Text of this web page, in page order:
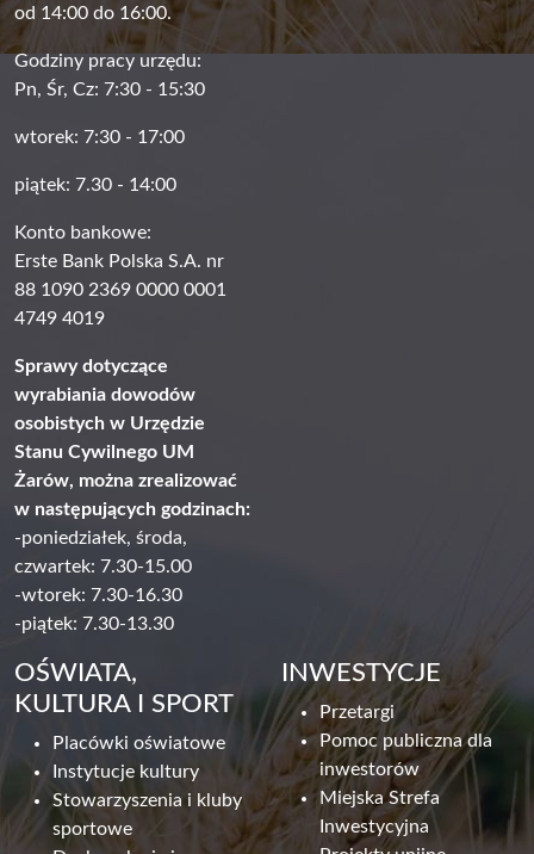
od 14:00 do 16:00.
Godziny pracy urzędu:
Pn, Śr, Cz: 7:30 - 15:30
wtorek: 7:30 - 17:00
piątek: 7.30 - 14:00
Konto bankowe:
Erste Bank Polska S.A. nr
88 1090 2369 0000 0001
4749 4019
Sprawy dotyczące
wyrabiania dowodów
osobistych w Urzędzie
Stanu Cywilnego UM
Żarów, można zrealizować
w następujących godzinach:
-poniedziałek, środa,
czwartek: 7.30-15.00
-wtorek: 7.30-16.30
-piątek: 7.30-13.30
OŚWIATA,
KULTURA I SPORT
Placówki oświatowe
Instytucje kultury
Stowarzyszenia i kluby
sportowe
INWESTYCJE
Przetargi
Pomoc publiczna dla
inwestorów
Miejska Strefa
Inwestycyjna